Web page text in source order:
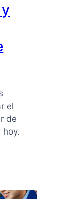
el
de
hoy.